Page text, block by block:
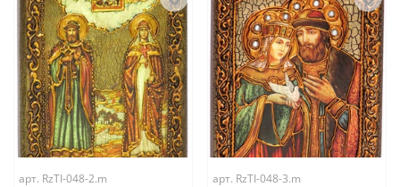
арт. RzTI-048-2.m арт. RzTI-048-3.m